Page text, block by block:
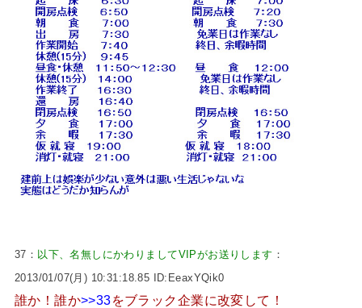
37： 以下、名無しにかわりましてVIPがお送りします ：
2013/01/07(月) 10:31:18.85 ID:EeaxYQik0
誰か！誰か>>33をブラック企業に改変して！